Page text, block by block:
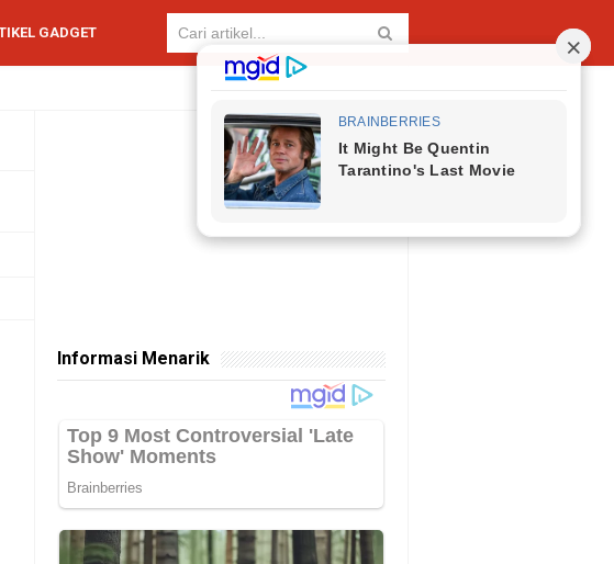
GADGET
Informasi Menarik